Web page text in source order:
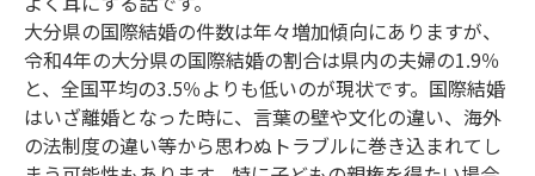
大分県の国際結婚の件数は年々増加傾向にありますが、
令和4年の大分県の国際結婚の割合は県内の夫婦の1.9％
と、全国平均の3.5％よりも低いのが現状です。国際結婚
はいざ離婚となった時に、言葉の壁や文化の違い、海外
の法制度の違い等から思わぬトラブルに巻き込まれてし